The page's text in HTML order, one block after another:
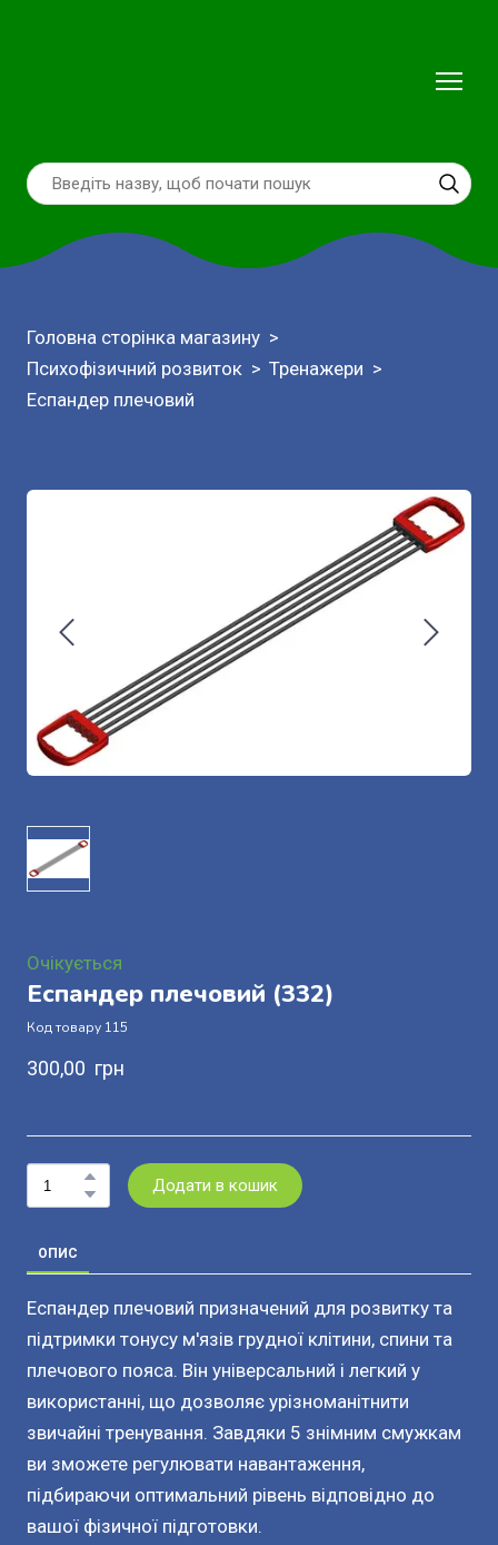
Головна сторінка магазину
Психофізичний розвиток
Тренажери
Еспандер плечовий
Очікується
Еспандер плечовий (332)
Код товару 115
300,00  грн
Додати в кошик
ОПИС
Еспандер плечовий призначений для розвитку та
підтримки тонусу м'язів грудної клітини, спини та
плечового пояса. Він універсальний і легкий у
використанні, що дозволяє урізноманітнити
звичайні тренування. Завдяки 5 знімним смужкам
ви зможете регулювати навантаження,
підбираючи оптимальний рівень відповідно до
вашої фізичної підготовки.